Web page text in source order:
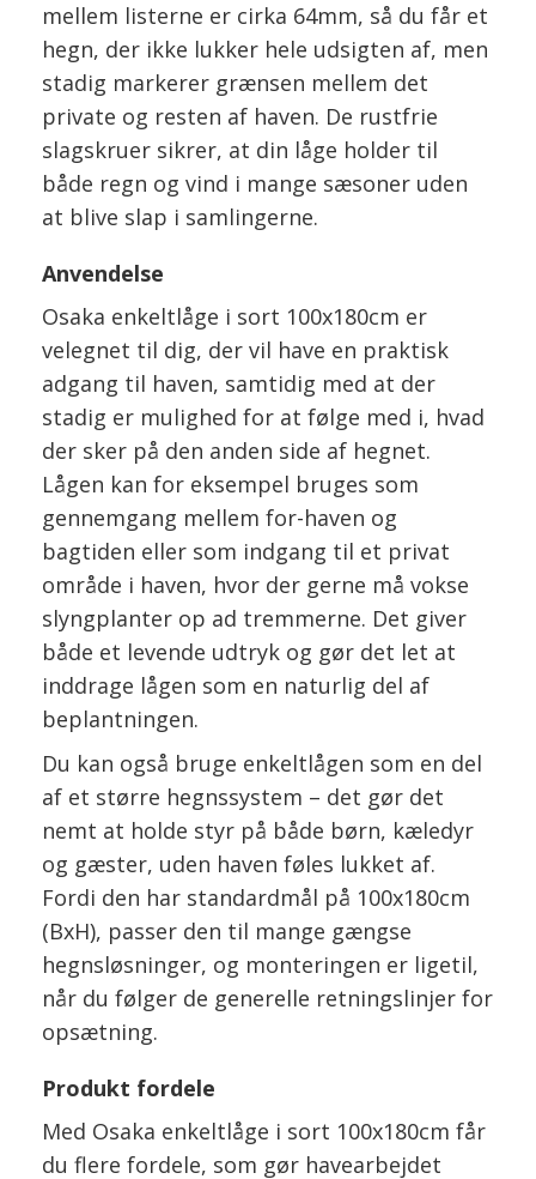
mellem listerne er cirka 64mm, så du får et
hegn, der ikke lukker hele udsigten af, men
stadig markerer grænsen mellem det
private og resten af haven. De rustfrie
slagskruer sikrer, at din låge holder til
både regn og vind i mange sæsoner uden
at blive slap i samlingerne.
Anvendelse
Osaka enkeltlåge i sort 100x180cm er
velegnet til dig, der vil have en praktisk
adgang til haven, samtidig med at der
stadig er mulighed for at følge med i, hvad
der sker på den anden side af hegnet.
Lågen kan for eksempel bruges som
gennemgang mellem for-haven og
bagtiden eller som indgang til et privat
område i haven, hvor der gerne må vokse
slyngplanter op ad tremmerne. Det giver
både et levende udtryk og gør det let at
inddrage lågen som en naturlig del af
beplantningen.
Du kan også bruge enkeltlågen som en del
af et større hegnssystem – det gør det
nemt at holde styr på både børn, kæledyr
og gæster, uden haven føles lukket af.
Fordi den har standardmål på 100x180cm
(BxH), passer den til mange gængse
hegnsløsninger, og monteringen er ligetil,
når du følger de generelle retningslinjer for
opsætning.
Produkt fordele
Med Osaka enkeltlåge i sort 100x180cm får
du flere fordele, som gør havearbejdet